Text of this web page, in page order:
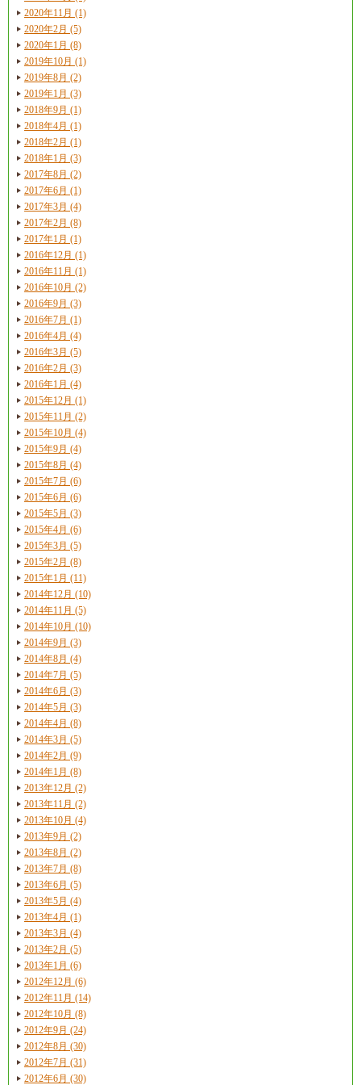
2020年11月 (1)
2020年2月 (5)
2020年1月 (8)
2019年10月 (1)
2019年8月 (2)
2019年1月 (3)
2018年9月 (1)
2018年4月 (1)
2018年2月 (1)
2018年1月 (3)
2017年8月 (2)
2017年6月 (1)
2017年3月 (4)
2017年2月 (8)
2017年1月 (1)
2016年12月 (1)
2016年11月 (1)
2016年10月 (2)
2016年9月 (3)
2016年7月 (1)
2016年4月 (4)
2016年3月 (5)
2016年2月 (3)
2016年1月 (4)
2015年12月 (1)
2015年11月 (2)
2015年10月 (4)
2015年9月 (4)
2015年8月 (4)
2015年7月 (6)
2015年6月 (6)
2015年5月 (3)
2015年4月 (6)
2015年3月 (5)
2015年2月 (8)
2015年1月 (11)
2014年12月 (10)
2014年11月 (5)
2014年10月 (10)
2014年9月 (3)
2014年8月 (4)
2014年7月 (5)
2014年6月 (3)
2014年5月 (3)
2014年4月 (8)
2014年3月 (5)
2014年2月 (9)
2014年1月 (8)
2013年12月 (2)
2013年11月 (2)
2013年10月 (4)
2013年9月 (2)
2013年8月 (2)
2013年7月 (8)
2013年6月 (5)
2013年5月 (4)
2013年4月 (1)
2013年3月 (4)
2013年2月 (5)
2013年1月 (6)
2012年12月 (6)
2012年11月 (14)
2012年10月 (8)
2012年9月 (24)
2012年8月 (30)
2012年7月 (31)
2012年6月 (30)